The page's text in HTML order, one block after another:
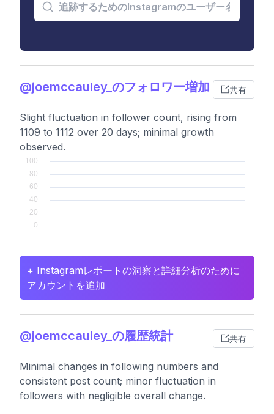
@joemccauley_のフォロワー増加 共有
Slight fluctuation in follower count, rising from
1109 to 1112 over 20 days; minimal growth
observed.
+ Instagramレポートの洞察と詳細分析のために
アカウントを追加
@joemccauley_の履歴統計 共有
Minimal changes in following numbers and
consistent post count; minor fluctuation in
followers with negligible overall change.